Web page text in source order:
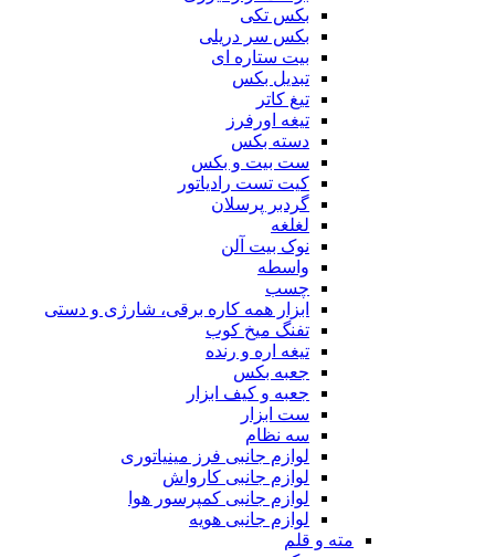
بکس تکی
بکس سر دریلی
بیت ستاره ای
تبدیل بکس
تیغ کاتر
تیغه اورفرز
دسته بکس
ست بیت و بکس
کیت تست رادیاتور
گردبر پرسلان
لغلغه
نوک بیت آلن
واسطه
چسب
ابزار همه کاره برقی، شارژی و دستی
تفنگ میخ کوب
تیغه اره و رنده
جعبه بکس
جعبه و کیف ابزار
ست ابزار
سه نظام
لوازم جانبی فرز مینیاتوری
لوازم جانبی کارواش
لوازم جانبی کمپرسور هوا
لوازم جانبی هویه
مته و قلم